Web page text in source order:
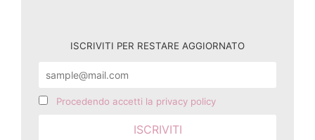
ISCRIVITI PER RESTARE AGGIORNATO
Procedendo accetti la privacy policy